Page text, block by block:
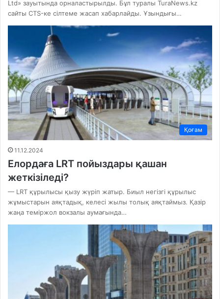
Ltd» зауытында орналастырылды. Бұл туралы TuraNews.kz
сайты CTS-ке сілтеме жасап хабарлайды. Ұзындығы…
Қоғам
11.12.2024
Елордаға LRT пойыздары қашан
жеткізіледі?
— LRT құрылысы қызу жүріп жатыр. Биыл негізгі құрылыс
жұмыстарын аяқтадық, келесі жылы толық аяқтаймыз. Қазір
жаңа теміржол вокзалы аумағында…